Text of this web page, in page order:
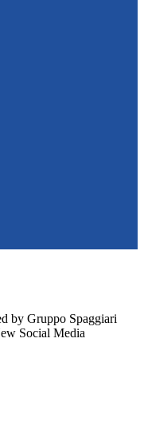
by Gruppo Spaggiari
Social Media